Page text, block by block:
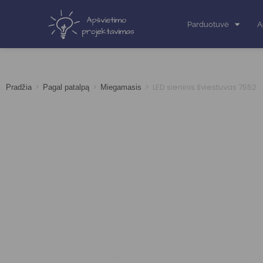
Parduotuvė
Pradžia > Pagal patalpą > Miegamasis > LED sieninis šviestuvas 7552